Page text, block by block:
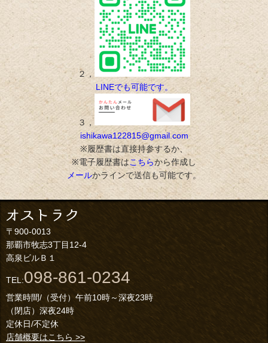
２，
LINEでも可能です。
３，
ishikawa122815@gmail.com
※履歴書は直接持参するか、
※電子履歴書はこちらから作成し
メールかラインで送信も可能です。
〒900-0013
那覇市牧志3丁目12-4
高泉ビルＢ１
TEL:098-861-0234
営業時間/（受付）午前10時～深夜23時
（閉店）深夜24時
定休日/不定休
店舗概要はこちら >>